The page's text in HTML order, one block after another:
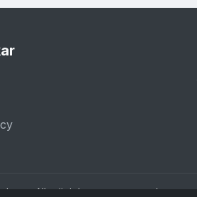
Alla rättigheter reserverade.